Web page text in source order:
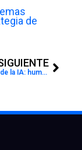
de
Más allá de la IA: humanoides y sistemas autónomos entran en su gran momento